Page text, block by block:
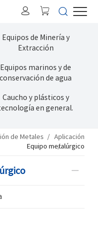
Equipos de Minería y
Extracción
Equipos marinos y de
conservación de agua
Caucho y plásticos y
en general.
de Metales
Aplicación
Equipo metalúrgico